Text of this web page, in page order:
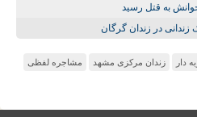
به قتل رسید
در زندان گرگان
دار زندان مرکزی مشهد مشاجره لفظی